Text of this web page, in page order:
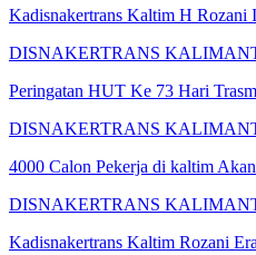
Kadisnakertrans Kaltim H
DISNAKERTRANS
Peringatan HUT Ke 73 Hari
DISNAKERTRANS
4000 Calon Pekerja di kaltim
DISNAKERTRANS
Kadisnakertrans Kaltim Rozani